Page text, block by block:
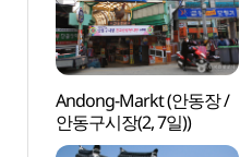
Andong-Markt (안동장 /
안동구시장(2, 7일))